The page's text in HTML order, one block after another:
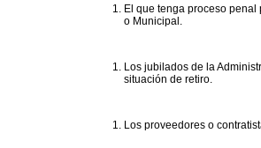
El que tenga proceso
o Municipal.
Los jubilados de la
situación de retiro.
Los proveedores o